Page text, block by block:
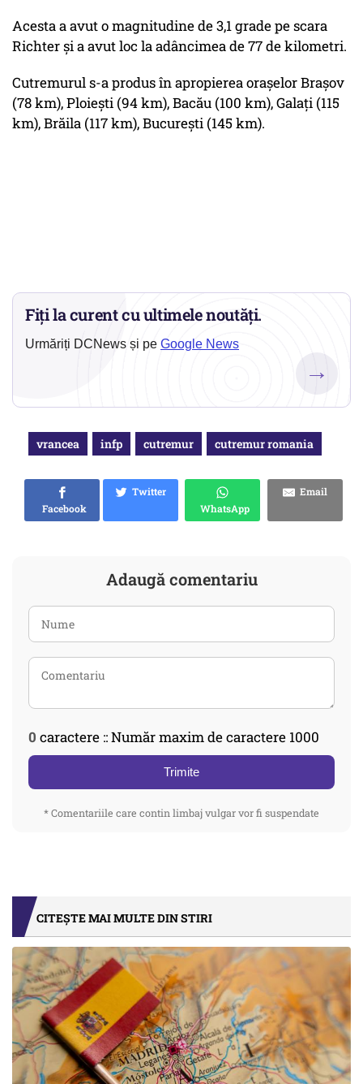
Acesta a avut o magnitudine de 3,1 grade pe scara
Richter și a avut loc la adâncimea de 77 de kilometri.
Cutremurul s-a produs în apropierea oraşelor Brașov
(78 km), Ploiești (94 km), Bacău (100 km), Galați (115
km), Brăila (117 km), București (145 km).
Fiți la curent cu ultimele noutăți.
Urmăriți DCNews și pe Google News
→
vrancea infp cutremur cutremur romania
Facebook
Twitter
WhatsApp
Email
Adaugă comentariu
0 caractere :: Număr maxim de caractere 1000
Trimite
* Comentariile care contin limbaj vulgar vor fi suspendate
CITEȘTE MAI MULTE DIN STIRI